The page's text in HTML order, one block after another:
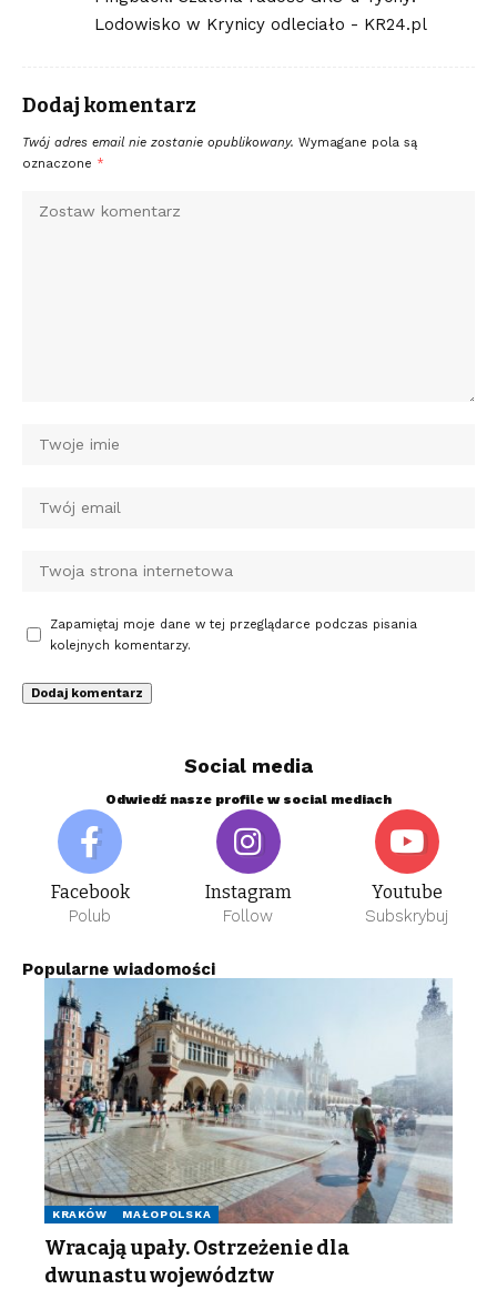
Lodowisko w Krynicy odleciało - KR24.pl
Dodaj komentarz
Twój adres email nie zostanie opublikowany. Wymagane pola są
oznaczone *
Zapamiętaj moje dane w tej przeglądarce podczas pisania
kolejnych komentarzy.
Social media
Odwiedź nasze profile w social mediach
Facebook
Polub
Instagram
Follow
Youtube
Subskrybuj
Popularne wiadomości
KRAKÓW MAŁOPOLSKA
Wracają upały. Ostrzeżenie dla
dwunastu województw